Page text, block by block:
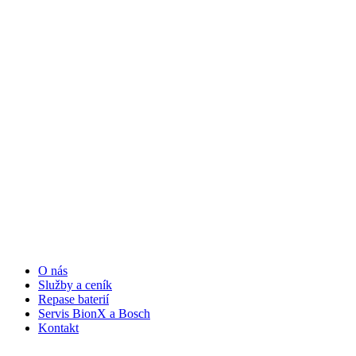
O nás
Služby a ceník
Repase baterií
Servis BionX a Bosch
Kontakt